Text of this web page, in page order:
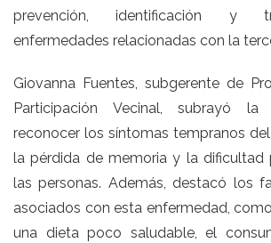
prevención, identificación y
enfermedades relacionadas con la
Giovanna Fuentes, subgerente de
Participación Vecinal, subrayó
reconocer los síntomas tempranos
la pérdida de memoria y la dificultad
las personas. Además, destacó los
asociados con esta enfermedad,
una dieta poco saludable, el